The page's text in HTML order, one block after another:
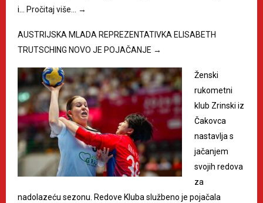
i… Pročitaj više… →
AUSTRIJSKA MLADA REPREZENTATIVKA ELISABETH
TRUTSCHING NOVO JE POJAČANJE →
Ženski
rukometni
klub Zrinski iz
Čakovca
nastavlja s
jačanjem
svojih redova
za
nadolazeću sezonu. Redove Kluba službeno je pojačala